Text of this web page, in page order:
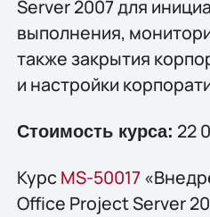
Server 2007 для
выполнения,
также закрытия
и настройки
Стоимость курса: 22
КурсMS-50017
Office Project Server